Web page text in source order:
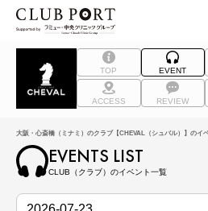
TOP EVENT
ACCESS REVIEW
大阪・心斎橋（ミナミ）のクラブ【CHEVAL（シュバル）】のイ
EVENTS LIST
CLUB（クラブ）のイベント一覧